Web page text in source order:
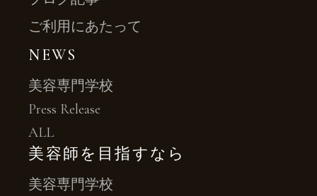
ご利用にあたって
NEWS
美容専門学校
Press Release
ALL
美容師を目指すなら
美容専門学校